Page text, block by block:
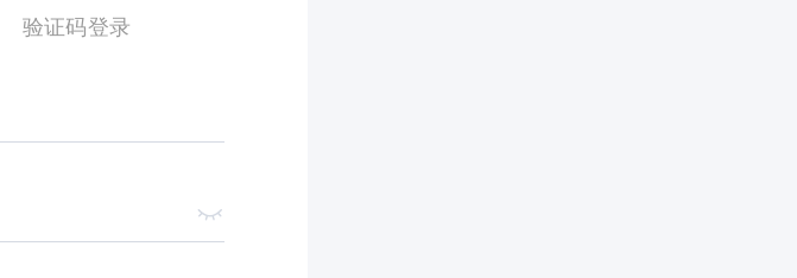
验证码登录